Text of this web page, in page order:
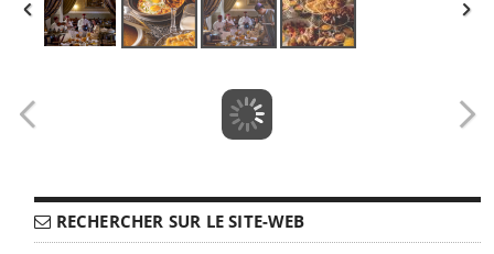
RECHERCHER SUR LE SITE-WEB